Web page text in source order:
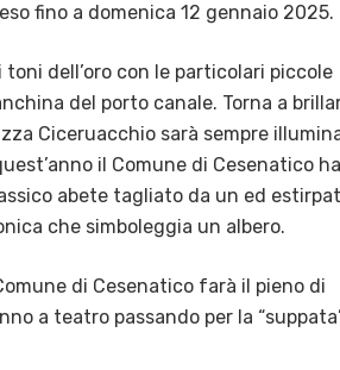
fino a domenica 12 gennaio 2025.
dell’oro con le particolari piccole
del porto canale. Torna a
Ciceruacchio sarà sempre
il Comune di Cesenatico ha
abete tagliato da un ed
che simboleggia un albero.
di Cesenatico farà il pieno di
a teatro passando per la